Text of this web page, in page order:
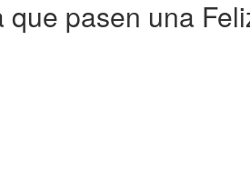
pasen una